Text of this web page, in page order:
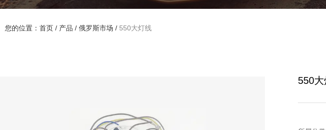
您的位置：首页 / 产品 / 俄罗斯市场 / 550大灯线
550